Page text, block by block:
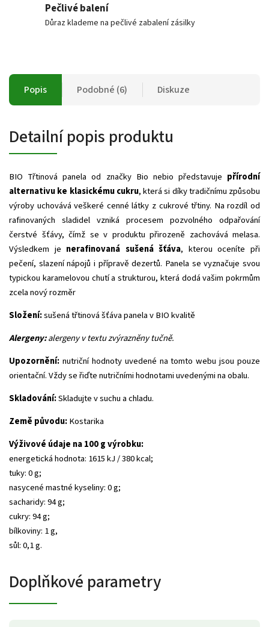
Pečlivé balení
Důraz klademe na pečlivé zabalení zásilky
Popis Podobné (6) Diskuze
Detailní popis produktu
BIO Třtinová panela od značky Bio nebio představuje přírodní
alternativu ke klasickému cukru, která si díky tradičnímu způsobu
výroby uchovává veškeré cenné látky z cukrové třtiny. Na rozdíl od
rafinovaných sladidel vzniká procesem pozvolného odpařování
čerstvé šťávy, čímž se v produktu přirozeně zachovává melasa.
Výsledkem je nerafinovaná sušená šťáva, kterou oceníte při
pečení, slazení nápojů i přípravě dezertů. Panela se vyznačuje svou
typickou karamelovou chutí a strukturou, která dodá vašim pokrmům
zcela nový rozměr
Složení:sušená třtinová šťáva panela v BIO kvalitě
Alergeny:alergeny v textu zvýrazněny tučně.
Upozornění: nutriční hodnoty uvedené na tomto webu jsou pouze
orientační. Vždy se řiďte nutričními hodnotami uvedenými na obalu.
Skladování:Skladujte v suchu a chladu.
Země původu:Kostarika
Výživové údaje na 100 g výrobku:
energetická hodnota: 1615 kJ / 380 kcal;
tuky: 0 g;
nasycené mastné kyseliny: 0 g;
sacharidy: 94 g;
cukry: 94 g;
bílkoviny: 1 g,
sůl: 0,1 g.
Doplňkové parametry